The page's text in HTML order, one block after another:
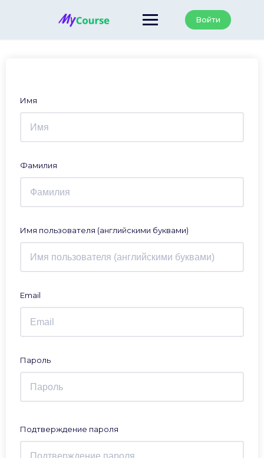
Войти
Имя
Фамилия
Имя пользователя (английскими буквами)
Email
Пароль
Подтверждение пароля